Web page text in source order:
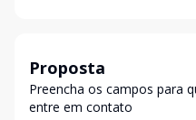
Proposta
Preencha os campos para
entre em contato